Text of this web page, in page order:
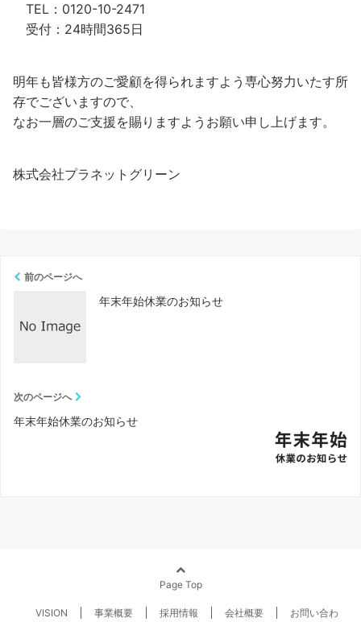
TEL：0120-10-2471
受付：24時間365日
明年も皆様方のご愛顧を得られますよう専心努力いたす所
存でございますので、
なお一層のご支援を賜りますようお願い申し上げます。
株式会社プラネットグリーン
前のページへ
年末年始休業のお知らせ
次のページへ
年末年始休業のお知らせ
Page Top
VISION 事業概要 採用情報 会社概要 お問い合わ